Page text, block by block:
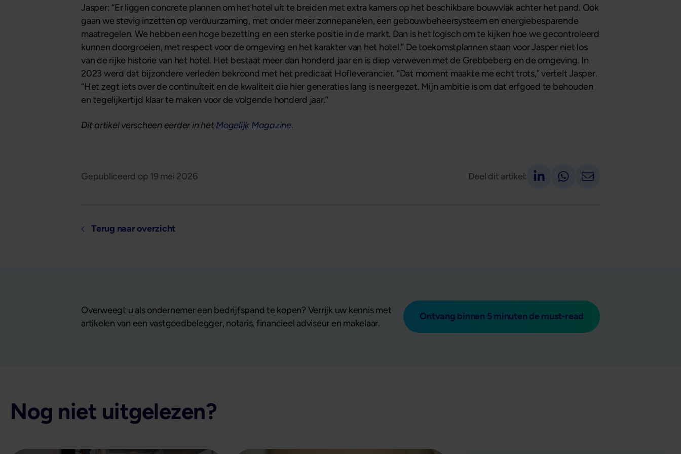
Jasper: “Er liggen concrete plannen om het hotel uit te breiden met extra kamers op het beschikbare bouwvlak achter het pand. Ook
gaan we stevig inzetten op verduurzaming, met onder meer zonnepanelen, een gebouwbeheersysteem en energiebesparende
maatregelen. We hebben een hoge bezetting en een sterke positie in de markt. Dan is het logisch om te kijken hoe we gecontroleerd
kunnen doorgroeien, met respect voor de omgeving en het karakter van het hotel.” De toekomstplannen staan voor Jasper niet los
van de rijke historie van het hotel. Het bestaat meer dan honderd jaar en is diep verweven met de Grebbeberg en de omgeving. In
2023 werd dat bijzondere verleden bekroond met het predicaat Hofleverancier. “Dat moment maakte me echt trots,” vertelt Jasper.
“Het zegt iets over de continuïteit en de kwaliteit die hier generaties lang is neergezet. Mijn ambitie is om dat erfgoed te behouden
en tegelijkertijd klaar te maken voor de volgende honderd jaar.”
Dit artikel verscheen eerder in hetMogelijk Magazine.
Gepubliceerd op 19 mei 2026 Deel dit artikel: Deel op LinkedIn
Deel via Whatsapp
Deel via email
Terug naar overzicht
Overweegt u als ondernemer een bedrijfspand te kopen? Verrijk uw kennis met
artikelen van een vastgoedbelegger, notaris, financieel adviseur en makelaar.
Ontvang binnen 5 minuten de must-read
Nog niet uitgelezen?